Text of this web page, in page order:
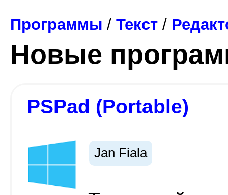
Программы / Текст /
Новые
PSPad (Portable)
Jan Fiala